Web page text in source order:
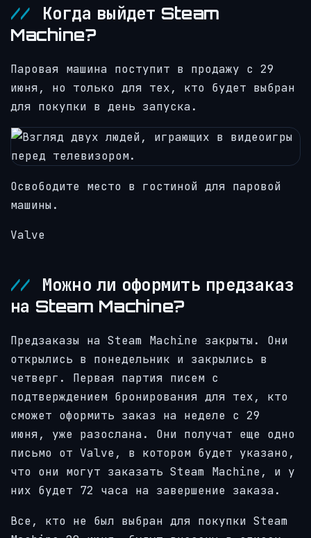
Когда выйдет Steam
Machine?
Паровая машина поступит в продажу с 29
июня, но только для тех, кто будет выбран
для покупки в день запуска.
Освободите место в гостиной для паровой
машины.
Valve
Можно ли оформить предзаказ
на Steam Machine?
Предзаказы на Steam Machine закрыты. Они
открылись в понедельник и закрылись в
четверг. Первая партия писем с
подтверждением бронирования для тех, кто
сможет оформить заказ на неделе с 29
июня, уже разослана. Они получат еще одно
письмо от Valve, в котором будет указано,
что они могут заказать Steam Machine, и у
них будет 72 часа на завершение заказа.
Все, кто не был выбран для покупки Steam